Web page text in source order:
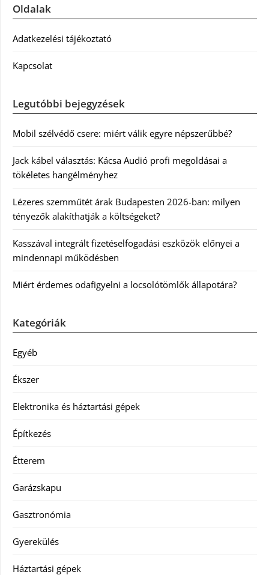
Oldalak
Adatkezelési tájékoztató
Kapcsolat
Legutóbbi bejegyzések
Mobil szélvédő csere: miért válik egyre népszerűbbé?
Jack kábel választás: Kácsa Audió profi megoldásai a
tökéletes hangélményhez
Lézeres szemműtét árak Budapesten 2026-ban: milyen
tényezők alakíthatják a költségeket?
Kasszával integrált fizetéselfogadási eszközök előnyei a
mindennapi működésben
Miért érdemes odafigyelni a locsolótömlők állapotára?
Kategóriák
Egyéb
Ékszer
Elektronika és háztartási gépek
Építkezés
Étterem
Garázskapu
Gasztronómia
Gyerekülés
Háztartási gépek